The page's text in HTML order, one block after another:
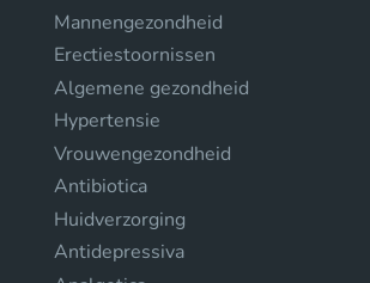
Mannengezondheid
Erectiestoornissen
Algemene gezondheid
Hypertensie
Vrouwengezondheid
Antibiotica
Huidverzorging
Antidepressiva